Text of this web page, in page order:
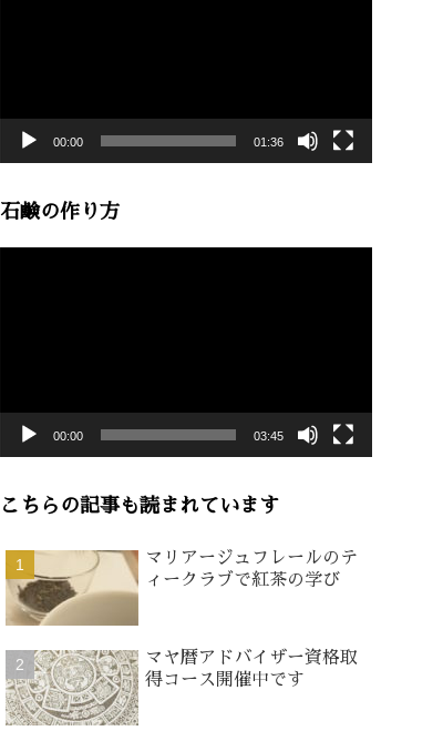
00:00 01:36
石鹸の作り方
00:00 03:45
こちらの記事も読まれています
マリアージュフレールのテ
ィークラブで紅茶の学び
マヤ暦アドバイザー資格取
得コース開催中です